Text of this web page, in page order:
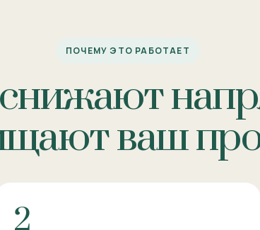
ПОЧЕМУ ЭТО РАБОТАЕТ
ваш
2